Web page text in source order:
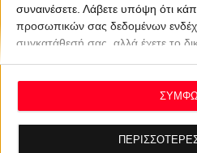
συναινέσετε. Λάβετε υπόψη ότι
προσωπικών σας δεδομένων
συγκατάθεσή σας, αλλά έχετε το
ανακαλέσετε τη συγκατάθεσή σας
επιστρέφοντας σε αυτόν τον
κουμπί "Απορρήτου" στο κάτω